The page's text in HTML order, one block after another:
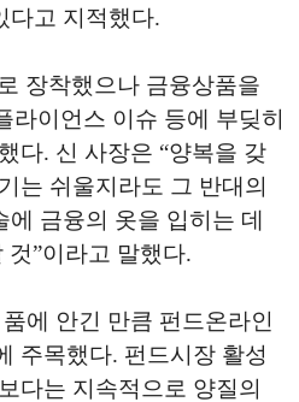
다고 지적했다.
장착했으나 금융상품을
라이언스 이슈 등에 부딪히
다. 신 사장은 “양복을 갖
는 쉬울지라도 그 반대의
에 금융의 옷을 입히는 데
”이라고 말했다.
에 안긴 만큼 펀드온라인
주목했다. 펀드시장 활성
다는 지속적으로 양질의